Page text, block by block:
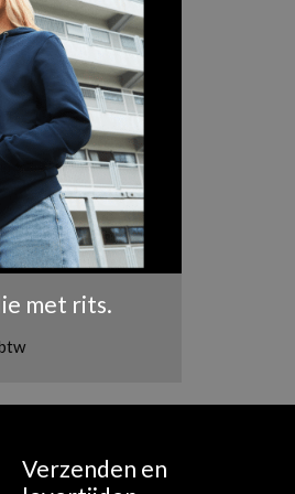
Naam*
met rits.
Verzenden en